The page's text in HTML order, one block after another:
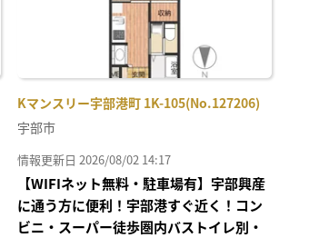
Kマンスリー宇部港町 1K-105(No.127206)
宇部市
情報更新日 2026/08/02 14:17
【WIFIネット無料・駐車場有】宇部興産
に通う方に便利！宇部港すぐ近く！コン
ビニ・スーパー徒歩圏内バストイレ別・